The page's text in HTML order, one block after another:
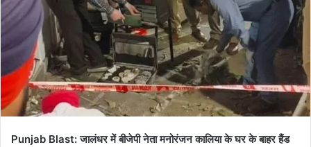
Punjab Blast: जालंधर में बीजेपी नेता मनोरंजन कालिया के घर के बाहर हैंड